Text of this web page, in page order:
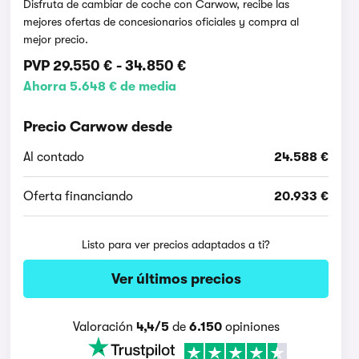
Disfruta de cambiar de coche con Carwow, recibe las
mejores ofertas de concesionarios oficiales y compra al
mejor precio.
PVP29.550 € -34.850 €
Ahorra 5.648 € de media
Precio Carwow desde
Al contado 24.588 €
Oferta financiando 20.933 €
Listo para ver precios adaptados a ti?
Ver últimos precios
Valoración 4,4/5de 6.150opiniones